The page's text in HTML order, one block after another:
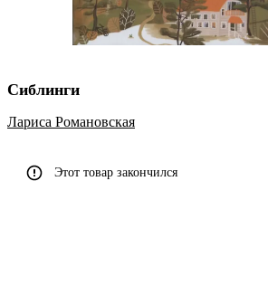
Сиблинги
Лариса Романовская
Этот товар закончился